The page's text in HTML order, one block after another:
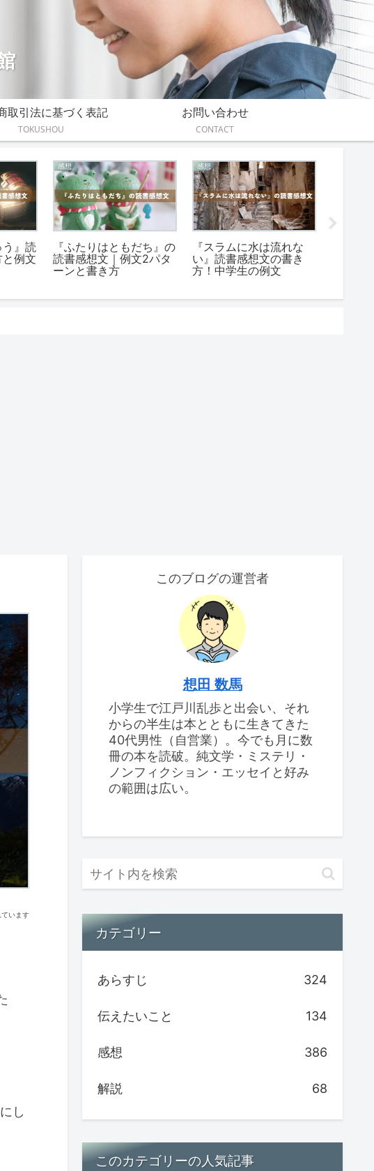
取引法に基づく表記
TOKUSHOU
お問い合わせ
CONTACT
式』が
にな
あらすじ
『線は、僕を描く』のあ
らすじをネタバレなしで
【小説版】
あらすじ
『コンビニ人間』のあら
すじを短く簡単に＆詳し
く※ネタバレなし
います
し
このブログの運営者
想田 数馬
小学生で江戸川乱歩と出会い、それ
からの半生は本とともに生きてきた
40代男性（自営業）。今でも月に数
冊の本を読破。純文学・ミステリ・
ノンフィクション・エッセイと好み
の範囲は広い。
カテゴリー
あらすじ 324
伝えたいこと 134
感想 386
解説 68
このカテゴリーの人気記事